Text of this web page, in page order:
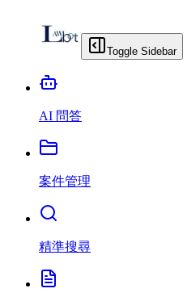
Toggle Sidebar
AI 問答
案件管理
精準搜尋